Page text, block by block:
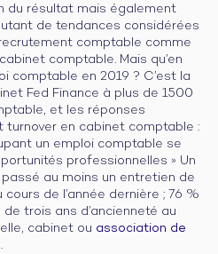
du résultat mais également
de tendances considérées
comptable comme
comptable. Mais qu’en
comptable en 2019 ? C’est la
Fed Finance à plus de 1500
et les réponses
en cabinet comptable :
un emploi comptable se
professionnelles » Un
au moins un entretien de
de l’année dernière ; 76 %
trois ans d’ancienneté au
cabinet ou association de
.